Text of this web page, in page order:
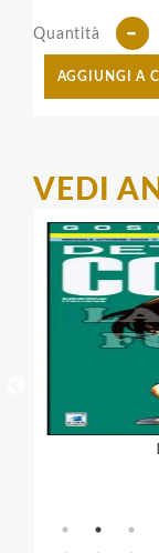
Quantità -
AGGIUNGI A
VEDI